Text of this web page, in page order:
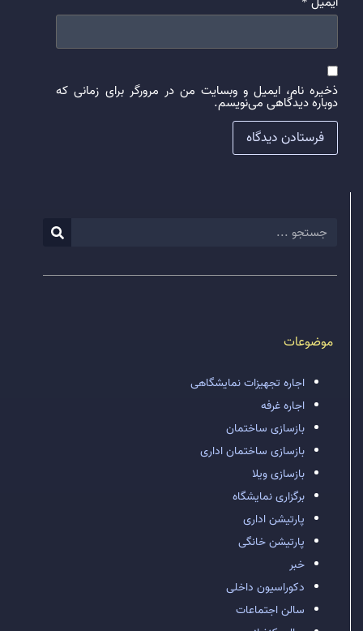
ذخیره نام، ایمیل و وبسایت من در مرورگر برای زمانی که
دوباره دیدگاهی می‌نویسم.
موضوعات
اجاره تجهیزات نمایشگاهی
اجاره غرفه
بازسازی ساختمان
بازسازی ساختمان اداری
بازسازی ویلا
برگزاری نمایشگاه
پارتیشن اداری
پارتیشن خانگی
خبر
دکوراسیون داخلی
سالن اجتماعات